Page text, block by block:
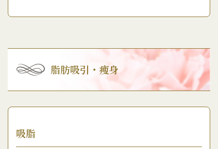
脂肪吸引・痩身
吸脂